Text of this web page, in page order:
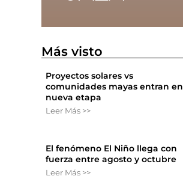
Más visto
Proyectos solares vs
comunidades mayas entran en
nueva etapa
Leer Más >>
El fenómeno El Niño llega con
fuerza entre agosto y octubre
Leer Más >>